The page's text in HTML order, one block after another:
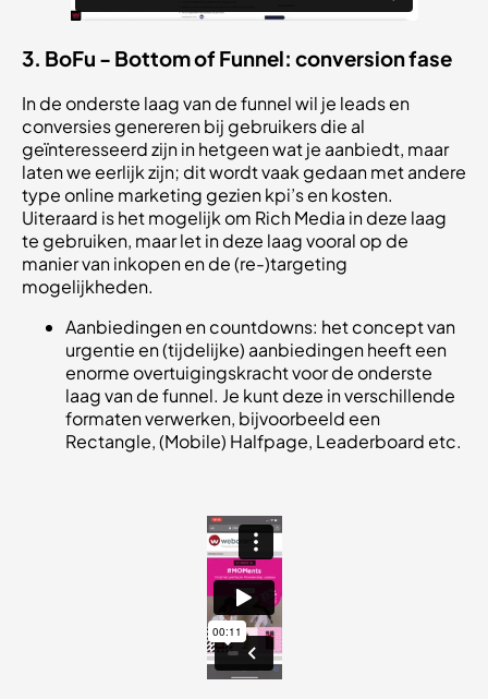
3. BoFu - Bottom of Funnel: conversion fase
In de onderste laag van de funnel wil je leads en
conversies genereren bij gebruikers die al
geïnteresseerd zijn in hetgeen wat je aanbiedt, maar
laten we eerlijk zijn; dit wordt vaak gedaan met andere
type online marketing gezien kpi’s en kosten.
Uiteraard is het mogelijk om Rich Media in deze laag
te gebruiken, maar let in deze laag vooral op de
manier van inkopen en de (re-)targeting
mogelijkheden.
Aanbiedingen en countdowns: het concept van
urgentie en (tijdelijke) aanbiedingen heeft een
enorme overtuigingskracht voor de onderste
laag van de funnel. Je kunt deze in verschillende
formaten verwerken, bijvoorbeeld een
Rectangle, (Mobile) Halfpage, Leaderboard etc.